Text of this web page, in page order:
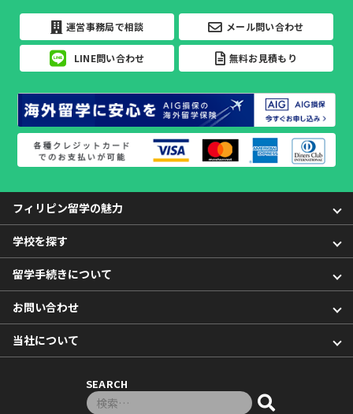
運営事務局で相談 メール問い合わせ
LINE問い合わせ 無料お見積もり
フィリピン留学の魅力
学校を探す
留学手続きについて
お問い合わせ
当社について
SEARCH
検索対象: